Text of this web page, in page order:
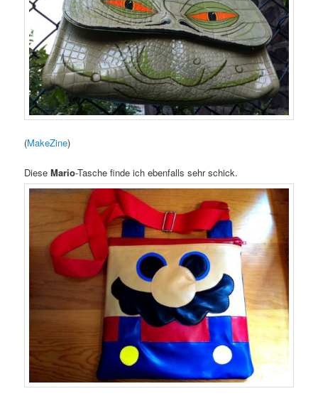
(MakeZine)
DieseMario-Tasche finde ich ebenfalls sehr schick.